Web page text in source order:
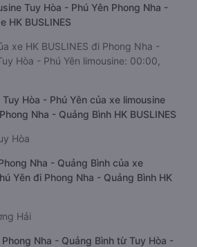
Tuy Hòa - Phú Yên Phong Nha -
HK BUSLINES
xe HK BUSLINES đi Phong Nha -
Hòa - Phú Yên limousine: 00:00,
Hòa - Phú Yên của xe limousine
Nha - Quảng Bình HK BUSLINES
Hòa
Nha - Quảng Bình của xe
Yên đi Phong Nha - Quảng Bình HK
Hải
Nha - Quảng Bình từ Tuy Hòa -